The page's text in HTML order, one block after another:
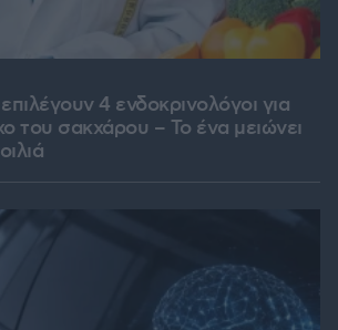
4 ενδοκρινολόγοι για
του σακχάρου – Το ένα μειώνει